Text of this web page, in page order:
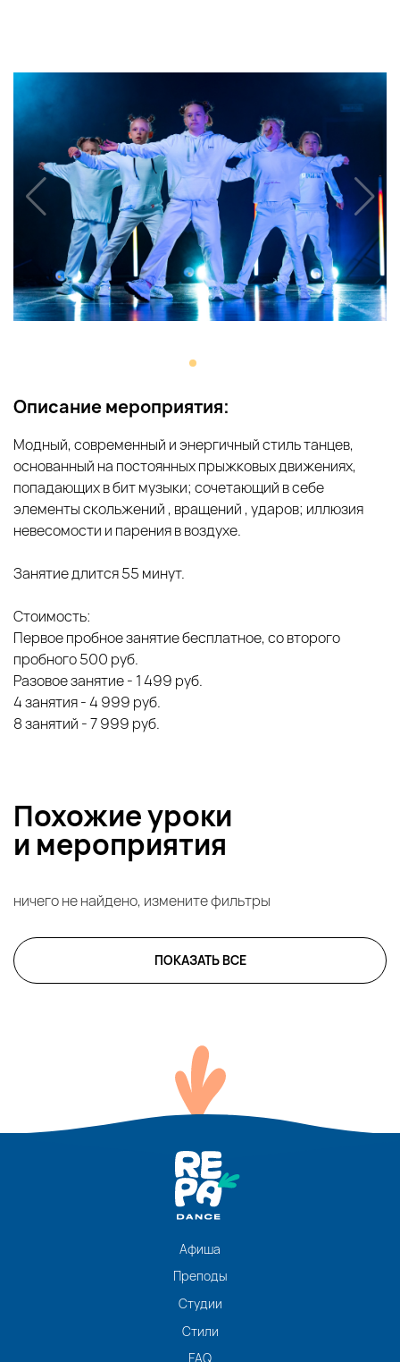
Описание мероприятия:
Модный, современный и энергичный стиль танцев,
основанный на постоянных прыжковых движениях,
попадающих в бит музыки; сочетающий в себе
элементы скольжений , вращений , ударов; иллюзия
невесомости и парения в воздухе.
Занятие длится 55 минут.
Стоимость:
Первое пробное занятие бесплатное, со второго
пробного 500 руб.
Разовое занятие - 1 499 руб.
4 занятия - 4 999 руб.
8 занятий - 7 999 руб.
Похожие уроки
и мероприятия
ничего не найдено, измените фильтры
ПОКАЗАТЬ ВСЕ
Афиша
Преподы
Студии
Стили
FAQ